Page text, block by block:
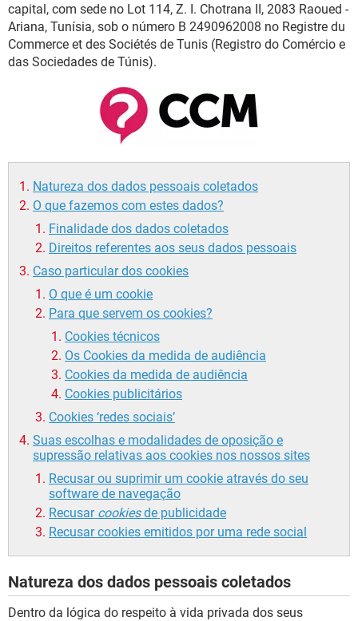
capital, com sede no Lot 114, Z. I. Chotrana II, 2083 Raoued -
Ariana, Tunísia, sob o número B 2490962008 no Registre du
Commerce et des Sociétés de Tunis (Registro do Comércio e
das Sociedades de Túnis).
Natureza dos dados pessoais coletados
O que fazemos com estes dados?
Finalidade dos dados coletados
Direitos referentes aos seus dados pessoais
Caso particular dos cookies
O que é um cookie
Para que servem os cookies?
Cookies técnicos
Os Cookies da medida de audiência
Cookies da medida de audiência
Cookies publicitários
Cookies ‘redes sociais’
Suas escolhas e modalidades de oposição e
supressão relativas aos cookies nos nossos sites
Recusar ou suprimir um cookie através do seu
software de navegação
Recusar cookiesde publicidade
Recusar cookies emitidos por uma rede social
Natureza dos dados pessoais coletados
Dentro da lógica do respeito à vida privada dos seus